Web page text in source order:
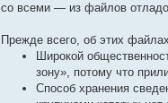
со всеми — из файлов
Прежде всего, об этих
Широкой
зону», потому что
Способ хранения